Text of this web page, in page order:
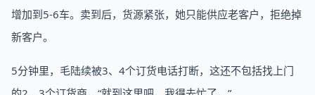
增加到5-6车。卖到后，货源紧张，她只能供应老客户，拒绝掉
新客户。
5分钟里，毛陆续被3、4个订货电话打断，这还不包括找上门